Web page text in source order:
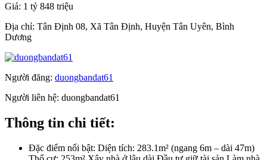
Giá: 1 tỷ 848 triệu
Địa chỉ: Tân Định 08, Xã Tân Định, Huyện Tân Uyên, Bình
Dương
Người đăng: duongbandat61
Người liên hệ: duongbandat61
Thông tin chi tiết:
Đặc điểm nổi bật: Diện tích: 283.1m² (ngang 6m – dài 47m)